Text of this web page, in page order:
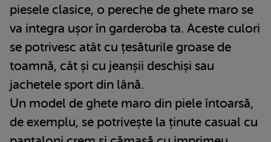
piesele clasice, o pereche de ghete maro se
va integra ușor în garderoba ta. Aceste culori
se potrivesc atât cu țesăturile groase de
toamnă, cât și cu jeanșii deschiși sau
jachetele sport din lână.
Un model de ghete maro din piele întoarsă,
de exemplu, se potrivește la ținute casual cu